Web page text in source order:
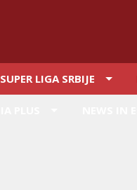
SUPER LIGA SRBIJE